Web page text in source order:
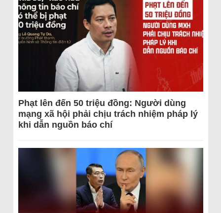
Phạt lên đến 50 triệu đồng: Người dùng
mạng xã hội phải chịu trách nhiệm pháp lý
khi dẫn nguồn báo chí